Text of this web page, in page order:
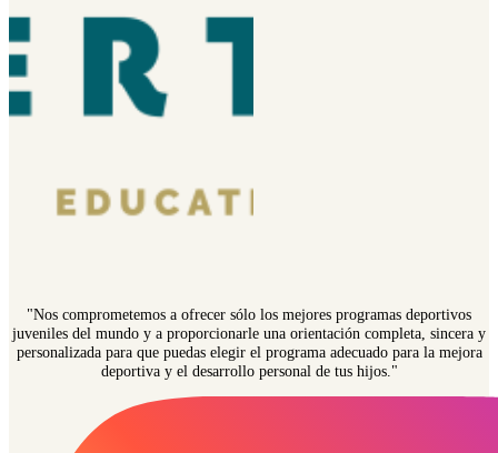
"Nos comprometemos a ofrecer sólo los mejores programas deportivos
juveniles del mundo y a proporcionarle una orientación completa, sincera y
personalizada para que puedas elegir el programa adecuado para la mejora
deportiva y el desarrollo personal de tus hijos."